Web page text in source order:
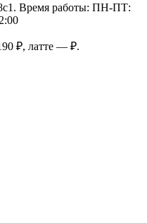
. Время работы: ПН-ПТ:
₽, латте — ₽.